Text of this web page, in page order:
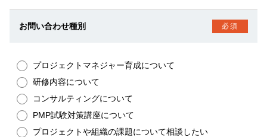
お問い合わせ種別 必須
プロジェクトマネジャー育成について
研修内容について
コンサルティングについて
PMP試験対策講座について
プロジェクトや組織の課題について相談したい